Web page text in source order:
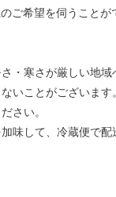
ご希望を伺うことが
・寒さが厳しい地
いことがございます
さい。
味して、冷蔵便で配